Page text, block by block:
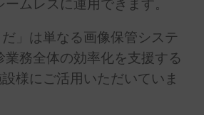
ムレスに運用できます。
だ」は単なる画像保管システ
業務全体の効率化を支援する
様にご活用いただいていま